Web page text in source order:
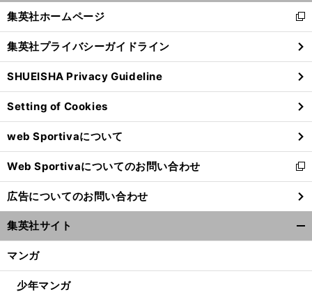
閉
る
集英社ホームページ
新
し
い
ウ
ィ
ン
ド
ウ
で
開
く
集英社プライバシーガイドライン
SHUEISHA Privacy Guideline
Setting of Cookies
web Sportivaについて
Web Sportivaについてのお問い合わせ
新
し
い
ウ
ィ
ン
ウ
広告についてのお問い合わせ
集英社サイト
マンガ
少年マンガ